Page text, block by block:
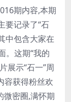
期内容,本期
要记录了“石
中包含大家在
。这期“我的
展示“石一”周
容获得粉丝欢
微密圈,满怀期